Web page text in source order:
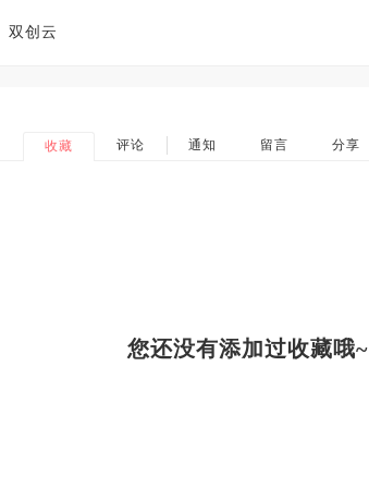
双创云
收藏 评论 通知 留言 分享
您还没有添加过收藏哦~